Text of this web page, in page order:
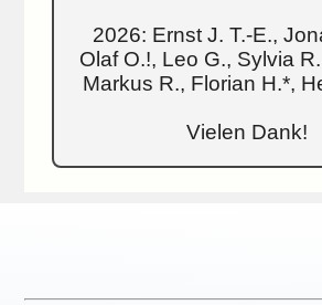
2026: Ernst J. T.-E.,
Olaf O.!, Leo G., Sylvia
Markus R., Florian H.*,
Vielen Dank!